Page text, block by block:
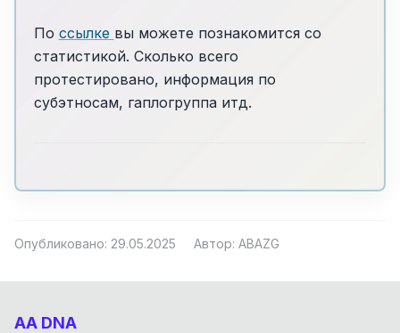
По ссылке вы можете познакомится со
статистикой. Сколько всего
протестировано, информация по
субэтносам, гаплогруппа итд.
Опубликовано: 29.05.2025 Автор: ABAZG
AA DNA